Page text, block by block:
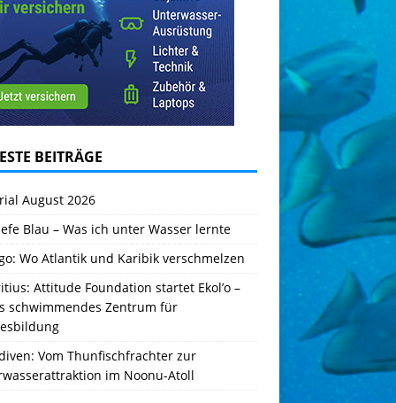
BEITRÄGE
August 2026
Blau – Was ich unter Wasser lernte
Wo Atlantik und Karibik verschmelzen
Attitude Foundation startet Ekol’o –
schwimmendes Zentrum für
Vom Thunfischfrachter zur
im Noonu-Atoll